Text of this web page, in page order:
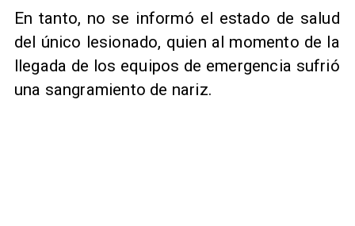
En tanto, no se informó el estado de salud
del único lesionado, quien al momento de la
llegada de los equipos de emergencia sufrió
una sangramiento de nariz.